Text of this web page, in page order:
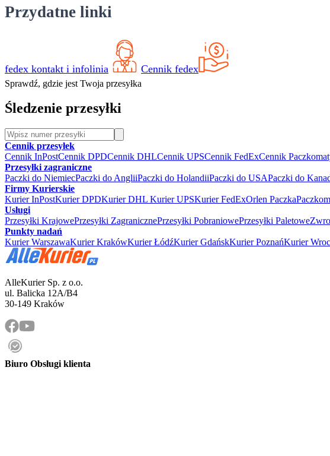
Przydatne linki
fedex kontakt i infolinia Cennik fedex
Sprawdź, gdzie jest Twoja przesyłka
Śledzenie przesyłki
Cennik przesyłek
Cennik InPostCennik DPDCennik DHLCennik UPSCennik FedExCennik
Przesyłki zagraniczne
Paczki do NiemiecPaczki do AngliiPaczki do HolandiiPaczki do USAPaczki do
Firmy Kurierskie
Kurier InPostKurier DPDKurier DHL Kurier UPSKurier FedExOrlen Paczka
Usługi
Przesyłki KrajowePrzesyłki ZagranicznePrzesyłki PobraniowePrzesyłki Paletowe
Punkty nadań
Kurier WarszawaKurier KrakówKurier ŁódźKurier GdańskKurier PoznańKurier
AlleKurier Sp. z o.o.
ul. Balicka 12A/B4
30-149 Kraków
Biuro Obsługi klienta